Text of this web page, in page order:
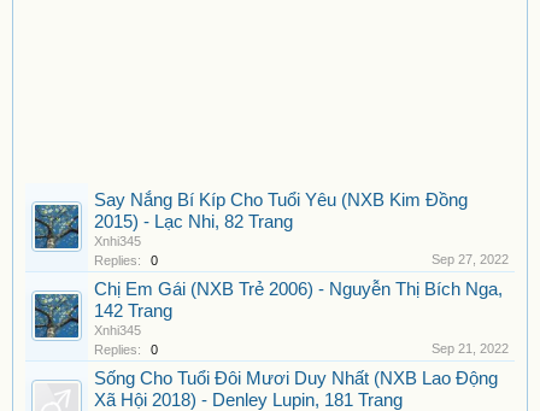
Say Nắng Bí Kíp Cho Tuổi Yêu (NXB Kim Đồng
2015) - Lạc Nhi, 82 Trang
Xnhi345
Replies:
0 Sep 27, 2022
Chị Em Gái (NXB Trẻ 2006) - Nguyễn Thị Bích Nga,
142 Trang
Xnhi345
Replies:
0 Sep 21, 2022
Sống Cho Tuổi Đôi Mươi Duy Nhất (NXB Lao Động
Xã Hội 2018) - Denley Lupin, 181 Trang